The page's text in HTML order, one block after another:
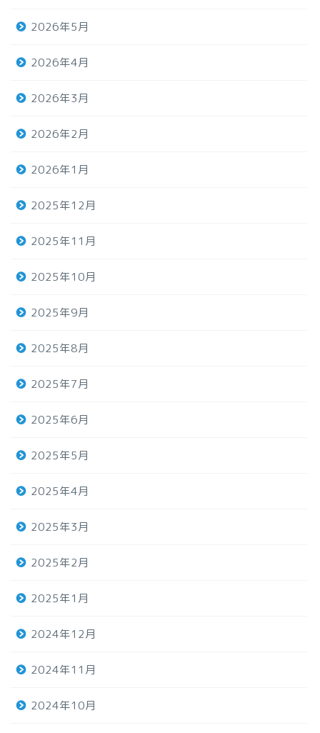
2026年5月
2026年4月
2026年3月
2026年2月
2026年1月
2025年12月
2025年11月
2025年10月
2025年9月
2025年8月
2025年7月
2025年6月
2025年5月
2025年4月
2025年3月
2025年2月
2025年1月
2024年12月
2024年11月
2024年10月